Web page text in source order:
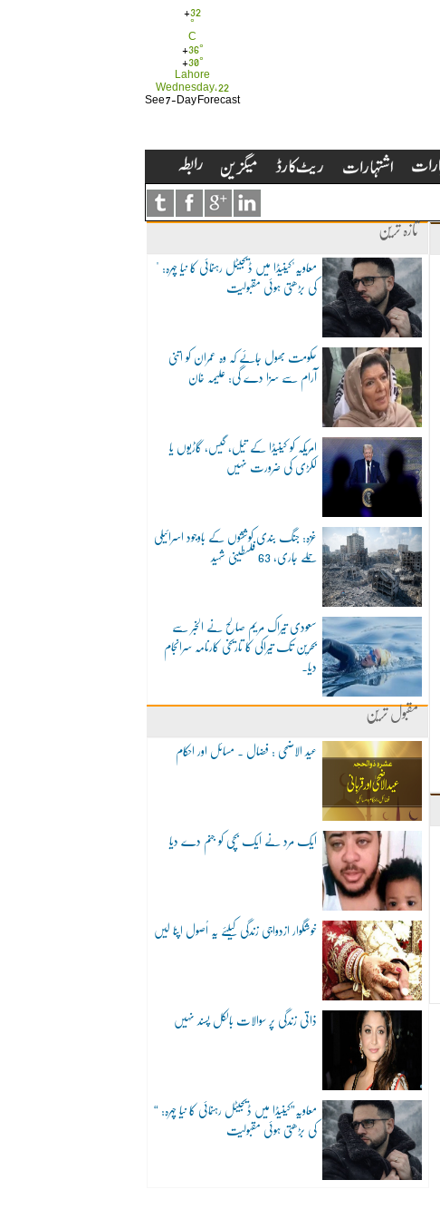
+32
°
C
+36°
+30°
Lahore
Wednesday, 22
See 7-Day Forecast
تازہ ترین
"معاویہ"کینیڈا میں ڈیجیٹل رہنمائی کا نیا چہرہ:
کی بڑھتی ہوئی مقبولیت
حکومت بھول جائے کہ وہ عمران کو اتنی
آرام سے سزا دے گی: علیمہ خان
امریکہ کو کینیڈا کے تیل، گیس، گاڑیوں یا
لکڑی کی ضرورت نہیں
غزہ: جنگ بندی کوششوں کے باوجود اسرائیلی
حملے جاری، 63 فلسطینی شہید
سعودی تیراک مریم صالح نے الخبر سے
بحرین تک تیراکی کا تاریخی کارنامہ سرانجام
دیا۔
مقبول ترین
عید الاضحی : فضال ۔ مسائل اور احکام
ایک مرد نے ایک بچی کو جنم دے دیا
خوشگوار ازدواجی زندگی کیلئے یہ اُصول اپنا لیں
ذاتی زندگی پر سوالات بالکل پسند نہیں
“معاویہ”کینیڈا میں ڈیجیٹل رہنمائی کا نیا چہرہ:
کی بڑھتی ہوئی مقبولیت